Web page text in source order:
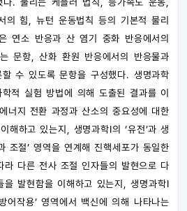
의 힘, 뉴턴 운동법칙 등의 기본적 물리
연소 반응과 산 염기 중화 반응에서의
문항, 산화 환원 반응에서의 반응물과
수 있도록 문항을 구성했다. 생명과학
적 실험 방법에 의해 도출된 결과를 이
너지 전환 과정과 산소의 중요성에 대한
해하고 있는지, 생명과학Ⅰ의 ‘유전’과 생
조절’ 영역을 연계해 진핵세포가 동일한
다른 전사 조절 인자들의 발현으로 다
발현함을 이해하고 있는지, 생명과학Ⅰ
어작용’ 영역에서 백신에 의해 나타나는